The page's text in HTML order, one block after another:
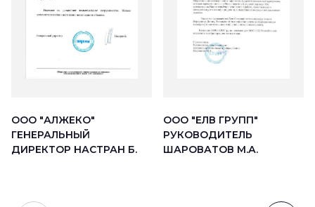
ООО "АЛЖЕКО"
ГЕНЕРАЛЬНЫЙ
ДИРЕКТОР НАСТРАН Б.
ООО "ЕЛВ ГРУПП"
РУКОВОДИТЕЛЬ
ШАРОВАТОВ М.А.